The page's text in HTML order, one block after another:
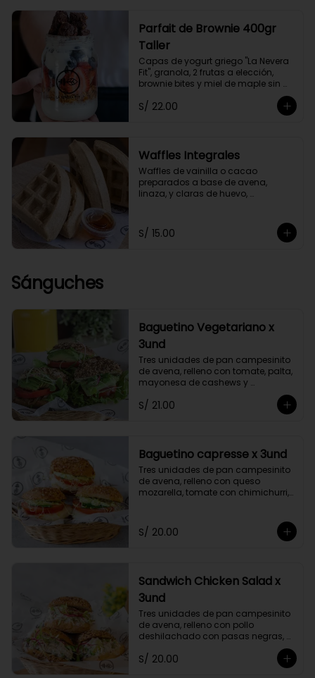
Parfait de Brownie 400gr
Taller
Capas de yogurt griego "La Nevera
Fit", granola, 2 frutas a elección,
brownie bites y miel de maple sin
S/ 22.00
Waffles Integrales
Waffles de vainilla o cacao
preparados a base de avena,
linaza, y claras de huevo,
S/ 15.00
Sánguches
Baguetino Vegetariano x
3und
Tres unidades de pan campesinito
de avena, relleno con tomate, palta,
mayonesa de cashews y
S/ 21.00
Baguetino capresse x 3und
Tres unidades de pan campesinito
de avena, relleno con queso
mozarella, tomate con chimichurri,
S/ 20.00
Sandwich Chicken Salad x
3und
Tres unidades de pan campesinito
de avena, relleno con pollo
deshilachado con pasas negras,
pecanas, uvas, cebolla y apio, con
un toque de yogurt griego
S/ 20.00